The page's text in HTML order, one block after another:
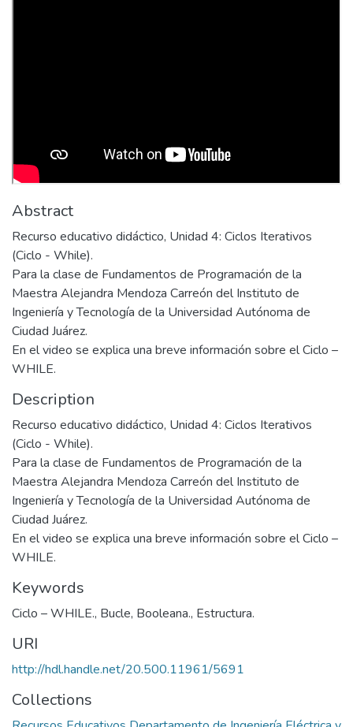
Abstract
Recurso educativo didáctico, Unidad 4: Ciclos Iterativos
(Ciclo - While).
Para la clase de Fundamentos de Programación de la
Maestra Alejandra Mendoza Carreón del Instituto de
Ingeniería y Tecnología de la Universidad Autónoma de
Ciudad Juárez.
En el video se explica una breve información sobre el Ciclo –
WHILE.
Description
Recurso educativo didáctico, Unidad 4: Ciclos Iterativos
(Ciclo - While).
Para la clase de Fundamentos de Programación de la
Maestra Alejandra Mendoza Carreón del Instituto de
Ingeniería y Tecnología de la Universidad Autónoma de
Ciudad Juárez.
En el video se explica una breve información sobre el Ciclo –
WHILE.
Keywords
Ciclo – WHILE., Bucle, Booleana., Estructura.
URI
http://hdl.handle.net/20.500.11961/5691
Collections